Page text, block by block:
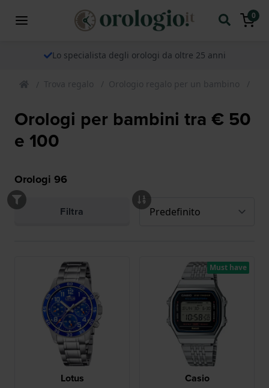
0
Lo specialista degli orologi da oltre 25 anni
Trova regalo Orologio regalo per un bambino
Orologi per bambini tra € 50
e 100
Orologi 96
Filtra
Lotus Casio
Must have